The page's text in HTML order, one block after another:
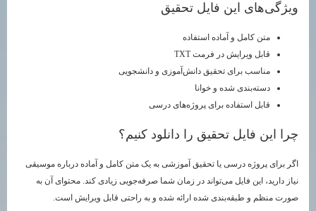
ویژگی‌های این فایل تحقیق
متن کامل و آماده استفاده
قابل ویرایش در فرمت TXT
مناسب برای تحقیق دانش‌آموزی و دانشجویی
دسته‌بندی شده و خوانا
قابل استفاده برای پروژه‌های درسی
چرا این فایل تحقیق را دانلود کنیم؟
اگر برای پروژه درسی یا تحقیق آموزشی به یک متن کامل و آماده درباره موسیقی
نیاز دارید، این فایل می‌تواند در زمان شما صرفه‌جویی زیادی کند. محتوای آن به
صورت منظم و طبقه‌بندی شده ارائه شده و به راحتی قابل ویرایش است.